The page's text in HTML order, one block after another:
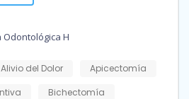
Odontológica H
Alivio del Dolor
Apicectomía
Bichectomía